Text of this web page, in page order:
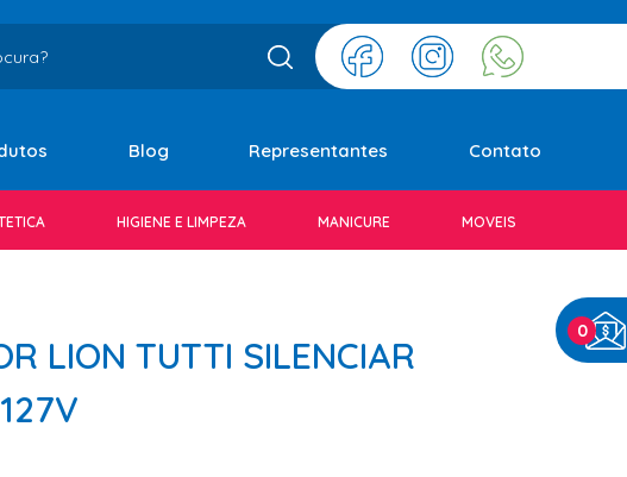
Blog Representantes Contato
HIGIENE E LIMPEZA MANICURE MOVEIS
0
LION TUTTI SILENCIAR